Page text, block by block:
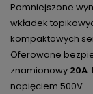
Pomniejszone
wkładek
kompaktowych
Oferowane
znamionowy 20A.
napięciem 500V.